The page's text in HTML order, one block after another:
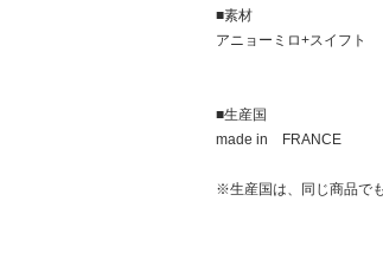
■素材
アニョーミロ+スイフト
■生産国
made in FRANCE
※生産国は、同じ商品で